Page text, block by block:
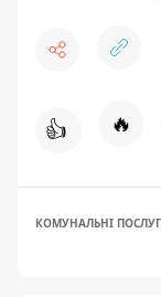
👍 🔥
КОМУНАЛЬНІ